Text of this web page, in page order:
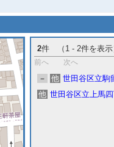
2件 （1 - 2件を表示
前へ 次へ
－ 他 世田谷区立駒
他 世田谷区立上馬